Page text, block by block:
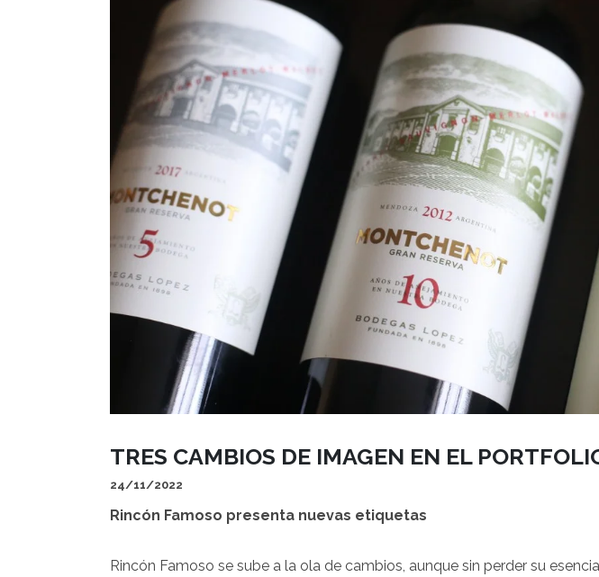
TRES CAMBIOS DE IMAGEN EN EL
24/11/2022
Rincón Famoso presenta nuevas etiquetas
Rincón Famoso se sube a la ola de cambios, aunque sin perder su